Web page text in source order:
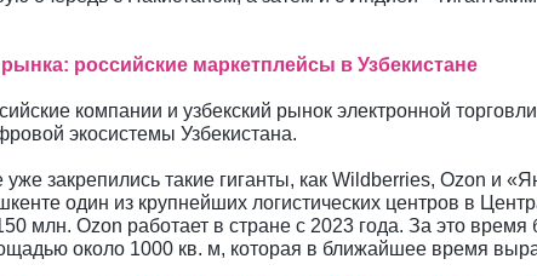
российские маркетплейсы в Узбекистане
компании и узбекский рынок электронной
экосистемы Узбекистана.
закрепились такие гиганты, как Wildberries, Ozon и
один из крупнейших логистических центров в
млн. Ozon работает в стране с 2023 года. За это
около 1000 кв. м, которая в ближайшее время